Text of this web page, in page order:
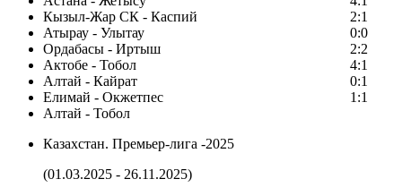
Кызыл-Жар СК - Каспий
2:1
Атырау - Улытау
0:0
Ордабасы - Иртыш
2:2
Актобе - Тобол
4:1
Алтай - Кайрат
0:1
Елимай - Окжетпес
1:1
Алтай - Тобол
Казахстан. Премьер-лига -2025
(01.03.2025 - 26.11.2025)